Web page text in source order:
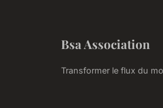
Bsa Association
Transformer le flux du